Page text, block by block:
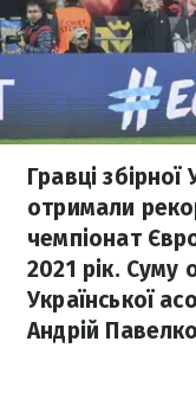
Гравці
отримали
чемпіонат
2021 рік. Суму
Української
Андрій